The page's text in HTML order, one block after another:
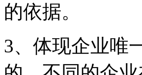
的依据。
3、体现企业唯